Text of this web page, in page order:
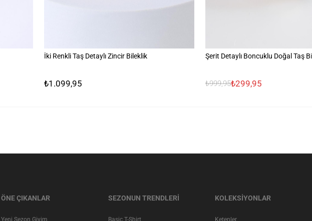
İki Renkli Taş Detaylı Zincir Bileklik
₺1.099,95
Şerit Detaylı Boncuklu Doğal Taş
₺999,95₺299,95
ÖNE ÇIKANLAR
Yeni Sezon Giyim
SEZONUN TRENDLERİ
Basic T-Shirt
KOLEKSİYONLAR
Ketenler